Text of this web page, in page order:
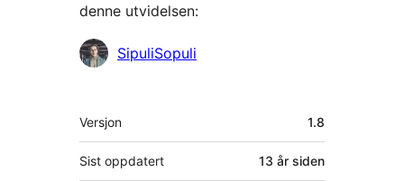
denne utvidelsen:
Bidragsytere
SipuliSopuli
Meta
Versjon 1.8
Sist oppdatert 13 år siden